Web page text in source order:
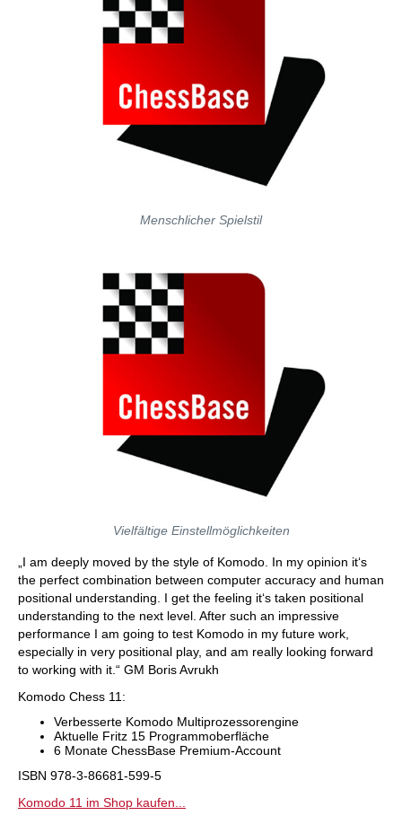
Menschlicher Spielstil
Vielfältige Einstellmöglichkeiten
„I am deeply moved by the style of Komodo. In my opinion it‘s
the perfect combination between computer accuracy and human
positional understanding. I get the feeling it‘s taken positional
understanding to the next level. After such an impressive
performance I am going to test Komodo in my future work,
especially in very positional play, and am really looking forward
to working with it.“ GM Boris Avrukh
Komodo Chess 11:
Verbesserte Komodo Multiprozessorengine
Aktuelle Fritz 15 Programmoberfläche
6 Monate ChessBase Premium-Account
ISBN 978-3-86681-599-5
Komodo 11 im Shop kaufen...